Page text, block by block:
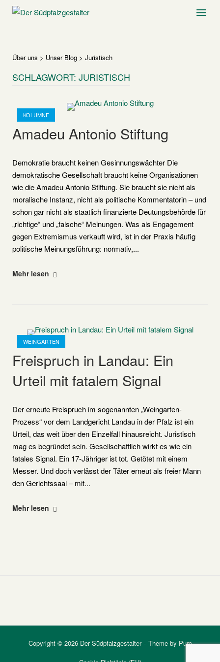
SkipHome Menu
Über uns > Unser Blog > Juristisch
SCHLAGWORT: JURISTISCH
KOLUMNE
Open post
Amadeu Antonio Stiftung
Demokratie braucht keinen Gesinnungswächter Die
demokratische Gesellschaft braucht keine Organisationen
wie die Amadeu Antonio Stiftung. Sie braucht sie nicht als
moralische Instanz, nicht als politische Kommentatorin – und
schon gar nicht als staatlich finanzierte Deutungsbehörde für
„richtige“ und „falsche“ Meinungen. Was als Engagement
gegen Extremismus verkauft wird, ist in der Praxis häufig
politische Meinungsführung: normativ,...
"Amadeu
Mehr lesen
WEINGARTEN
Open post
Freispruch in Landau: Ein
Urteil mit fatalem Signal
Der erneute Freispruch im sogenannten „Weingarten-
Prozess“ vor dem Landgericht Landau in der Pfalz ist ein
Urteil, das weit über den Einzelfall hinausreicht. Juristisch
mag es begründet sein. Gesellschaftlich wirkt es wie ein
fatales Signal. Ein 17-Jähriger ist tot. Getötet mit einem
Messer. Und doch verlässt der Täter erneut als freier Mann
den Gerichtssaal – mit...
"Freispruch
Mehr lesen
Copyright © 2026 Der Südpfalzgestalter Theme by Puro